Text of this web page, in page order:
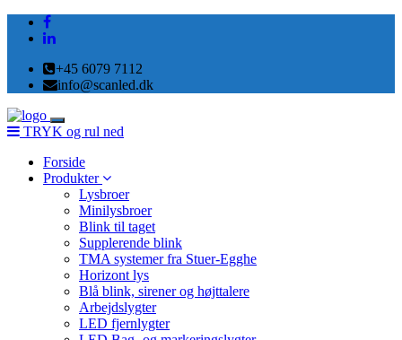
+45 6079 7112
info@scanled.dk
Toggle
navigation
TRYK og rul ned
Forside
Produkter
Lysbroer
Minilysbroer
Blink til taget
Supplerende blink
TMA systemer fra Stuer-Egghe
Horizont lys
Blå blink, sirener og højttalere
Arbejdslygter
LED fjernlygter